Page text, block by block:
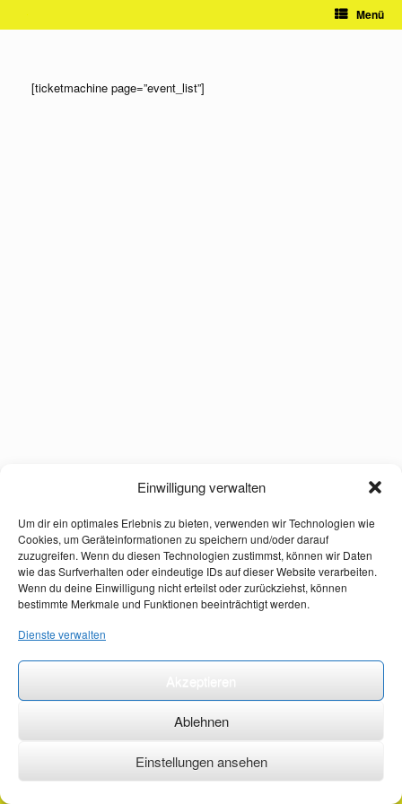
Einwilligung verwalten
Um dir ein optimales Erlebnis zu bieten, verwenden wir Technologien wie
Cookies, um Geräteinformationen zu speichern und/oder darauf
zuzugreifen. Wenn du diesen Technologien zustimmst, können wir Daten
wie das Surfverhalten oder eindeutige IDs auf dieser Website verarbeiten.
Wenn du deine Einwilligung nicht erteilst oder zurückziehst, können
bestimmte Merkmale und Funktionen beeinträchtigt werden.
Dienste verwalten
Ablehnen
Einstellungen ansehen
Menü
[ticketmachine page=”event_list”]
©2026 ·erstehilfekurs-mauch.de ·AGB ·Datenschutzerklärung ·Impressum ·